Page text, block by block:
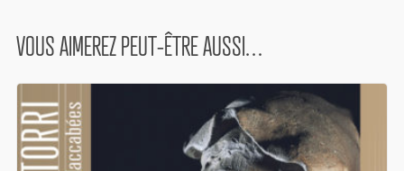
VOUS AIMEREZ PEUT-ÊTRE AUSSI…